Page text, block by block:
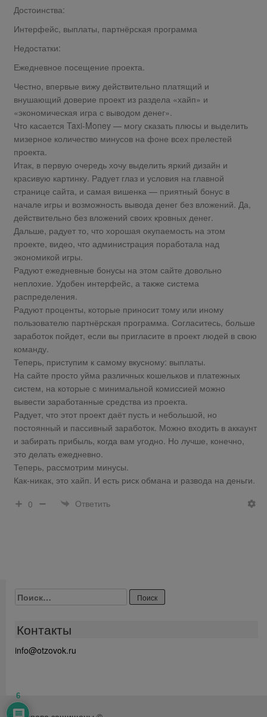
Достоинства:
Интерфейс, выплаты, партнёрская программа
Недостатки:
Ежедневное посещение проекта.
Честно, впервые вижу действительно платящий и
внушающий доверие проект из раздела «хайп» и
«экономическая игра с выводом денег».
Что касается Taxi-Money — могу сказать плюсы и выделить
мизерное количество минусов на фоне всех прелестей
проекта.
Итак, в первую очередь хочу выделить яркий дизайн и
красивую картинку. Радует глаз и условия на главной
странице сайта, и самая вишенка — приятный бонус в
начале игры и возможность вывода денег без вложений. Да,
действительно без вложений своих кровных денег.
Дальше, радует то, что хорошая окупаемость на этом
проекте, видео, что администрация поработала над
экономикой игры.
Радуют ежедневные бонусы на этом сайте довольно
неплохие. Удобен интерфейс, а также система
распределения.
Радуют проценты, которые приносит тому или иному
пользователю партнёрская программа. Согласитесь, больше
заработок пойдет, если вы пригласите в проект людей в свою
команду.
Теперь, приступим к самому вкусному: выплаты.
На сайте просто уйма различных кошельков и платежных
систем, на которые с минимальной комиссией можно
вывести заработанные средства из проекта.
Радует, что этот проект даёт пусть и небольшой, но
постоянный и пассивный заработок. Можно входить в аккаунт
и забирать прибыль, когда вам угодно. Но лучше, конечно,
это делать ежедневно.
Теперь, рассмотрим минусы.
Как-никак, это хайп. И есть риск обмана и развода на деньги.
0
Ответить
Найти:
Контакты
info@otzovok.ru
6